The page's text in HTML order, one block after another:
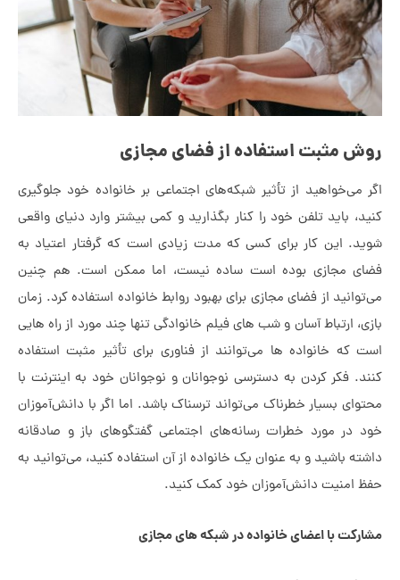
استفاده از فضای مجازی
از تأثير شبکه‌های اجتماعی بر خانواده خود جلوگیری
تلفن خود را کنار بگذارید و کمی بیشتر وارد دنیای واقعی
کار برای کسی که مدت زیادی است که گرفتار اعتیاد به
بوده است ساده نیست، اما ممکن است. هم چنین
از فضای مجازی برای بهبود روابط خانواده استفاده کرد. زمان
آسان و شب های فیلم خانوادگی تنها چند مورد از راه هایی
ها می‌توانند از فناوری برای تأثیر مثبت استفاده
کردن به دسترسی نوجوانان و نوجوانان خود به اینترنت با
خطرناک می‌تواند ترسناک باشد. اما اگر با دانش‌آموزان
خطرات رسانه‌های اجتماعی گفتگوهای باز و صادقانه
و به عنوان یک خانواده از آن استفاده کنید، می‌توانید به
دانش‌آموزان خود کمک کنید.
اعضای خانواده در شبکه های مجازی